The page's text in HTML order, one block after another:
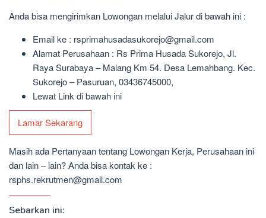
Anda bisa mengirimkan Lowongan melalui Jalur di bawah ini :
Email ke : rsprimahusadasukorejo@gmail.com
Alamat Perusahaan : Rs Prima Husada Sukorejo, Jl.
Raya Surabaya – Malang Km 54. Desa Lemahbang. Kec.
Sukorejo – Pasuruan, 03436745000,
Lewat Link di bawah ini
Lamar Sekarang
Masih ada Pertanyaan tentang Lowongan Kerja, Perusahaan ini
dan lain – lain? Anda bisa kontak ke :
rsphs.rekrutmen@gmail.com
Sebarkan ini: